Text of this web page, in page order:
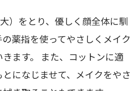
）をとり、優しく顔全体に馴
薬指を使ってやさしくメイク
ます。 また、コットンに適
になじませて、メイクをやさ